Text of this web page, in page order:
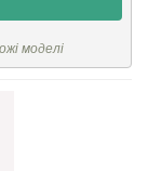
моделі